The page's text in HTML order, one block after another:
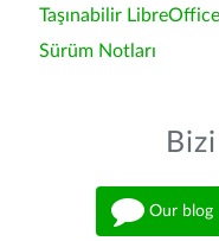
Taşınabilir
Sürüm Notları
Our blog